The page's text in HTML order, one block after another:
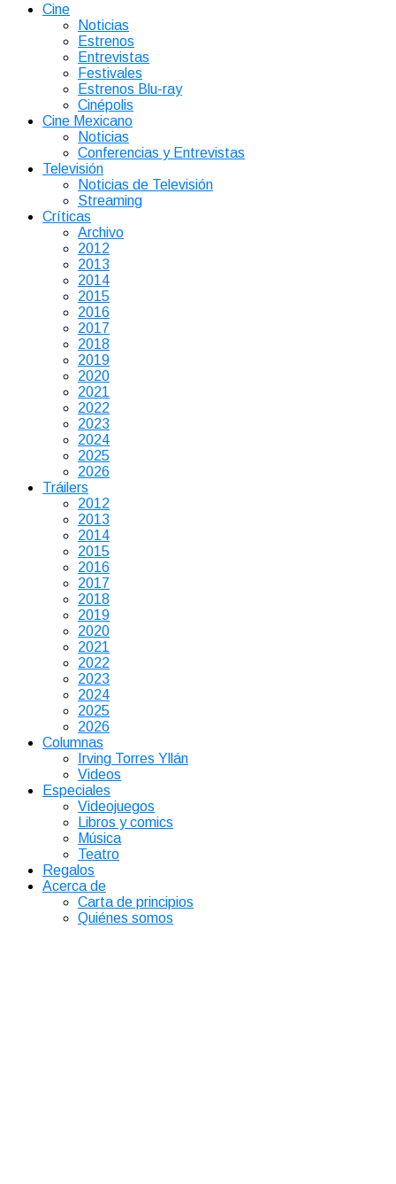
Cine
Noticias
Estrenos
Entrevistas
Festivales
Estrenos Blu-ray
Cinépolis
Cine Mexicano
Noticias
Conferencias y Entrevistas
Televisión
Noticias de Televisión
Streaming
Críticas
Archivo
2012
2013
2014
2015
2016
2017
2018
2019
2020
2021
2022
2023
2024
2025
2026
Tráilers
2012
2013
2014
2015
2016
2017
2018
2019
2020
2021
2022
2023
2024
2025
2026
Columnas
Irving Torres Yllán
Videos
Especiales
Videojuegos
Libros y comics
Música
Teatro
Regalos
Acerca de
Carta de principios
Quiénes somos